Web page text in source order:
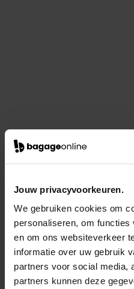
Jouw privacyvoorkeuren.
We gebruiken cookies om
personaliseren, om
en om ons websiteverkeer
informatie over uw gebruik
partners voor social media,
partners kunnen deze